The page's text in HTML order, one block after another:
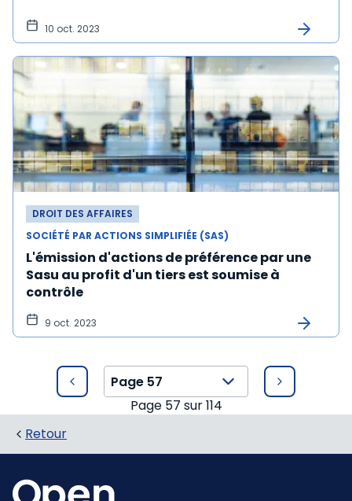
10 oct. 2023
DROIT DES AFFAIRES
SOCIÉTÉ PAR ACTIONS SIMPLIFIÉE (SAS)
L'émission d'actions de préférence par une
Sasu au profit d'un tiers est soumise à
contrôle
9 oct. 2023
Page 57 sur114
Retour